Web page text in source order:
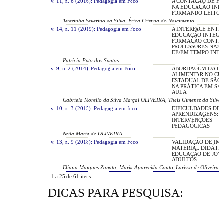
NA EDUCAÇÃO
FORMANDO
Terezinha Severino da Silva, Érica Cristina do Nascimento
v. 14, n. 11 (2019): Pedagogia em Foco
A INTERFACE
EDUCAÇÃO
FORMAÇÃO
PROFESSORES
DE/EM TEMPO
Patricia Pato dos Santos
v. 9, n. 2 (2014): Pedagogia em Foco
ABORDAGEM DA
ALIMENTAR NO
ESTADUAL DE
NA PRÁTICA EM
AULA
Gabriela Morello da Silva Marçal OLIVEIRA, Thaís Gimenez da
v. 10, n. 3 (2015): Pedagogia em foco
DIFICULDADES
APRENDIZAGENS:
INTERVENÇÕES
PEDAGÓGICAS
Neila Maria de OLIVEIRA
v. 13, n. 9 (2018): Pedagogia em Foco
VALIDAÇÃO DE
MATERIAL
EDUCAÇÃO DE
ADULTOS
Eliana Marques Zanata, Maria Aparecida Couto, Larissa de
1 a 25 de 61 itens
DICAS PARA PESQUISA: